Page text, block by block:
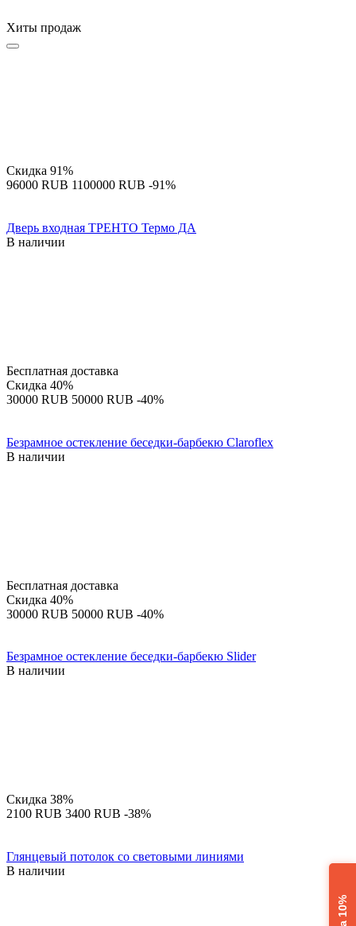
Хиты продаж
Скидка 91%
‍96000‍ RUB ‍1100000‍ RUB -91%
Дверь входная ТРЕНТО Термо ДА
В наличии
Бесплатная доставка
Скидка 40%
‍30000‍ RUB ‍50000‍ RUB -40%
Безрамное остекление беседки-барбекю Claroflex
В наличии
Бесплатная доставка
Скидка 40%
‍30000‍ RUB ‍50000‍ RUB -40%
Безрамное остекление беседки-барбекю Slider
В наличии
Скидка 38%
‍2100‍ RUB ‍3400‍ RUB -38%
Глянцевый потолок со световыми линиями
В наличии